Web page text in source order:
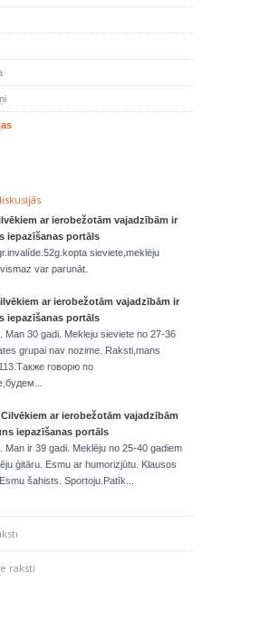
ar ierobežotām vajadzībām ir
iepazīšanas portāls
sieviete,meklēju
var parunāt.
ar ierobežotām vajadzībām ir
iepazīšanas portāls
Man 30 gadi. Mekleju sieviete no 27-36
grupai nav nozime. Raksti,mans
говорю по
Cilvēkiem ar ierobežotām vajadzībām
iepazīšanas portāls
Man ir 39 gadi. Meklēju no 25-40 gadiem
ģitāru. Esmu ar humorizjūtu. Klausos
šahists. Sportoju.Patīk...
raksti